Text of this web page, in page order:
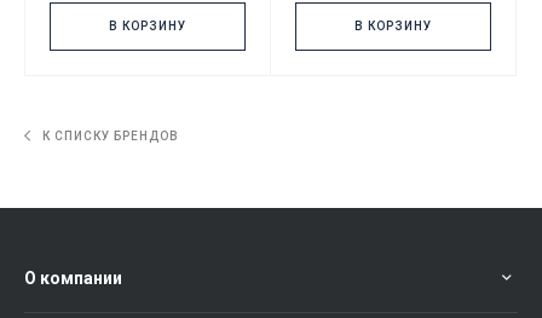
В КОРЗИНУ В КОРЗИНУ
К СПИСКУ БРЕНДОВ
О компании